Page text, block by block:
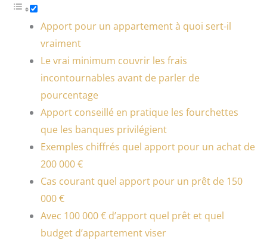
Apport pour un appartement à quoi sert-il
vraiment
Le vrai minimum couvrir les frais
incontournables avant de parler de
pourcentage
Apport conseillé en pratique les fourchettes
que les banques privilégient
Exemples chiffrés quel apport pour un achat de
200 000 €
Cas courant quel apport pour un prêt de 150
000 €
Avec 100 000 € d’apport quel prêt et quel
budget d’appartement viser